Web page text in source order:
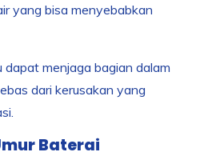
yang bisa menyebabkan
dapat menjaga bagian dalam
dari kerusakan yang
Baterai